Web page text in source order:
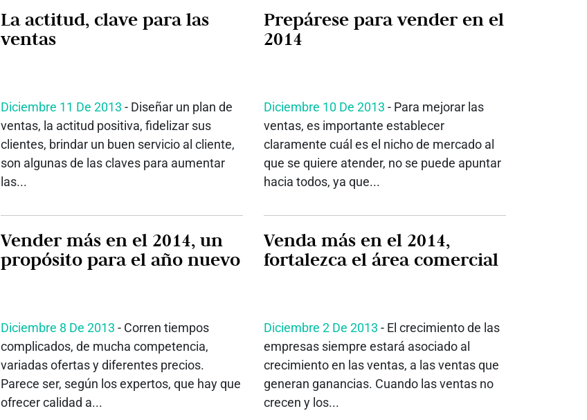
La actitud, clave para las
ventas
Diciembre 11 De 2013 - Diseñar un plan de
ventas, la actitud positiva, fidelizar sus
clientes, brindar un buen servicio al cliente,
son algunas de las claves para aumentar
las...
Prepárese para vender en el
2014
Diciembre 10 De 2013 - Para mejorar las
ventas, es importante establecer
claramente cuál es el nicho de mercado al
que se quiere atender, no se puede apuntar
hacia todos, ya que...
Vender más en el 2014, un
propósito para el año nuevo
Diciembre 8 De 2013 - Corren tiempos
complicados, de mucha competencia,
variadas ofertas y diferentes precios.
Parece ser, según los expertos, que hay que
ofrecer calidad a...
Venda más en el 2014,
fortalezca el área comercial
Diciembre 2 De 2013 - El crecimiento de las
empresas siempre estará asociado al
crecimiento en las ventas, a las ventas que
generan ganancias. Cuando las ventas no
crecen y los...